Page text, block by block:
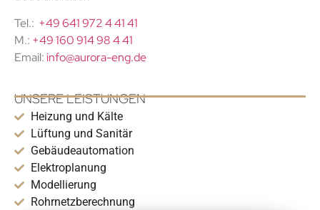
Tel.: +49 641 972 4 41 41
M.: +49 160 914 98 4 41
Email: info@aurora-eng.de
UNSERE LEISTUNGEN
Heizung und Kälte
Lüftung und Sanitär
Gebäudeautomation
Elektroplanung
Modellierung
Rohrnetzberechnung